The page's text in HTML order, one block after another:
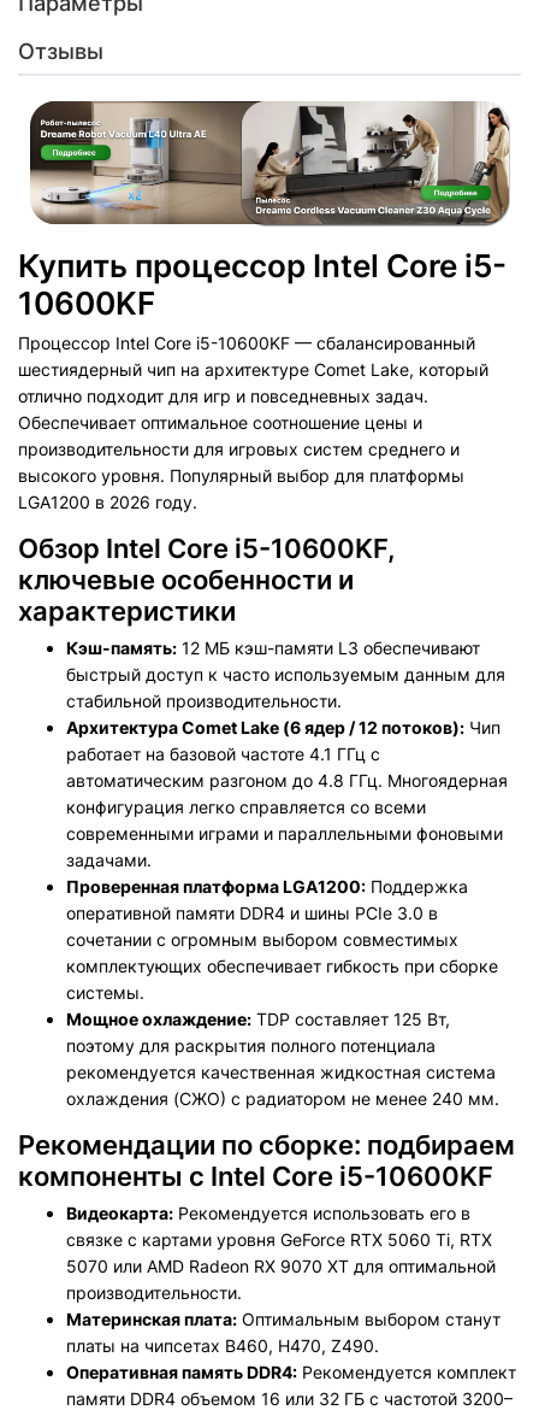
Отзывы
Купить процессор Intel Core i5-
10600KF
Процессор Intel Core i5-10600KF — сбалансированный
шестиядерный чип на архитектуре Comet Lake, который
отлично подходит для игр и повседневных задач.
Обеспечивает оптимальное соотношение цены и
производительности для игровых систем среднего и
высокого уровня. Популярный выбор для платформы
LGA1200 в 2026 году.
Обзор Intel Core i5-10600KF,
ключевые особенности и
характеристики
Кэш-память: 12 МБ кэш-памяти L3 обеспечивают
быстрый доступ к часто используемым данным для
стабильной производительности.
Архитектура Comet Lake (6 ядер / 12 потоков): Чип
работает на базовой частоте 4.1 ГГц с
автоматическим разгоном до 4.8 ГГц. Многоядерная
конфигурация легко справляется со всеми
современными играми и параллельными фоновыми
задачами.
Проверенная платформа LGA1200: Поддержка
оперативной памяти DDR4 и шины PCIe 3.0 в
сочетании с огромным выбором совместимых
комплектующих обеспечивает гибкость при сборке
системы.
Мощное охлаждение: TDP составляет 125 Вт,
поэтому для раскрытия полного потенциала
рекомендуется качественная жидкостная система
охлаждения (СЖО) с радиатором не менее 240 мм.
Рекомендации по сборке: подбираем
компоненты c Intel Core i5-10600KF
Видеокарта: Рекомендуется использовать его в
связке с картами уровня GeForce RTX 5060 Ti, RTX
5070 или AMD Radeon RX 9070 XT для оптимальной
производительности.
Материнская плата: Оптимальным выбором станут
платы на чипсетах B460, H470, Z490.
Оперативная память DDR4: Рекомендуется комплект
памяти DDR4 объемом 16 или 32 ГБ с частотой 3200–